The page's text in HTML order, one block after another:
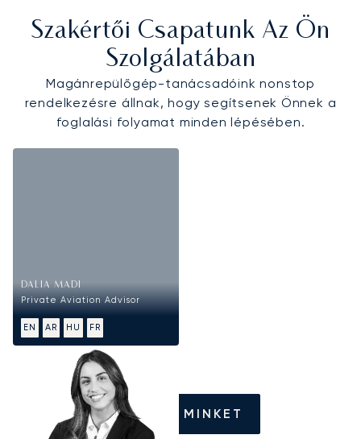
Szakértői Csapatunk Az Ön
Szolgálatában
Magánrepülőgép-tanácsadóink nonstop
rendelkezésre állnak, hogy segítsenek Önnek a
foglalási folyamat minden lépésében.
DALIA MADI
Private Aviation Advisor
EN AR HU FR
HÍVJON MINKET